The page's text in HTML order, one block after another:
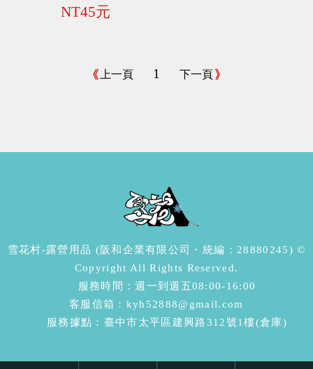
NT45元
上一頁 1 下一頁
雪花村-露營用品 (阪和企業有限公司・統編：28880245) ©
Copyright All Rights Reserved.
服務時間：週一到週五08:00-16:00
客服信箱：kyh52888@gmail.com
服務據點：臺中市太平區建興路312號1樓(倉庫)